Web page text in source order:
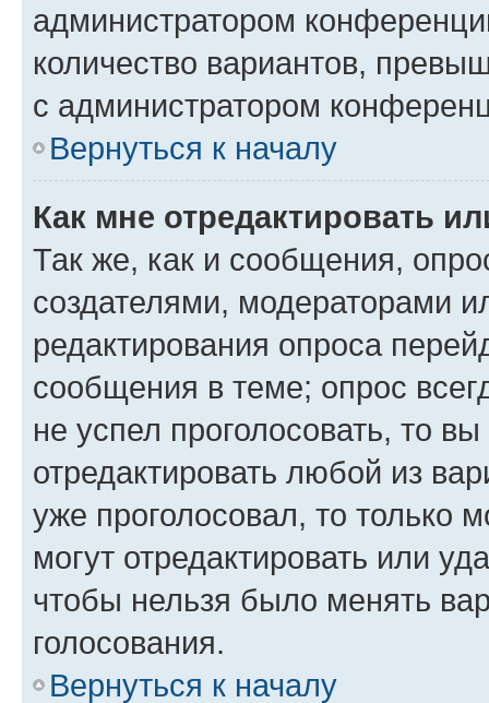
администратором
количество вариантов,
с администратором
Вернуться к началу
Как мне отредактировать
Так же, как и сообщения,
создателями, модераторами
редактирования опроса
сообщения в теме; опрос
не успел проголосовать, то
отредактировать любой из
уже проголосовал, то только
могут отредактировать или
чтобы нельзя было менять
голосования.
Вернуться к началу